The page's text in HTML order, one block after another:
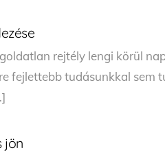
rejtély lengi körül
fejlettebb tudásunkkal sem
jön